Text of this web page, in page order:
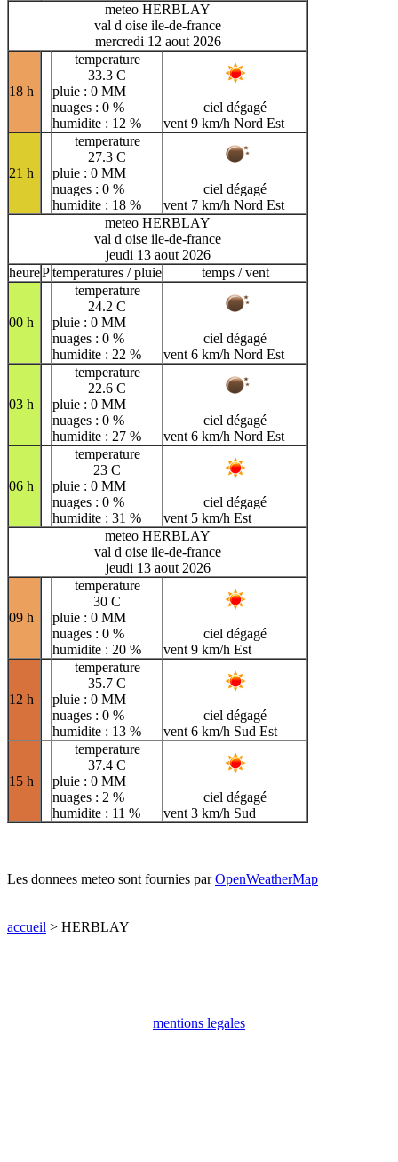
meteo HERBLAY
val d oise ile-de-france
mercredi 12 aout 2026
18 h
temperature
33.3 C
pluie : 0 MM
nuages : 0 %
humidite : 12 %
ciel dégagé
vent 9 km/h Nord Est
21 h
temperature
27.3 C
pluie : 0 MM
nuages : 0 %
humidite : 18 %
ciel dégagé
vent 7 km/h Nord Est
meteo HERBLAY
val d oise ile-de-france
jeudi 13 aout 2026
heurePtemperatures / pluie temps / vent
00 h
temperature
24.2 C
pluie : 0 MM
nuages : 0 %
humidite : 22 %
ciel dégagé
vent 6 km/h Nord Est
03 h
temperature
22.6 C
pluie : 0 MM
nuages : 0 %
humidite : 27 %
ciel dégagé
vent 6 km/h Nord Est
06 h
temperature
23 C
pluie : 0 MM
nuages : 0 %
humidite : 31 %
ciel dégagé
vent 5 km/h Est
meteo HERBLAY
val d oise ile-de-france
jeudi 13 aout 2026
09 h
temperature
30 C
pluie : 0 MM
nuages : 0 %
humidite : 20 %
ciel dégagé
vent 9 km/h Est
12 h
temperature
35.7 C
pluie : 0 MM
nuages : 0 %
humidite : 13 %
ciel dégagé
vent 6 km/h Sud Est
15 h
temperature
37.4 C
pluie : 0 MM
nuages : 2 %
humidite : 11 %
ciel dégagé
vent 3 km/h Sud
Les donnees meteo sont fournies parOpenWeatherMap
accueil > HERBLAY
mentions legales